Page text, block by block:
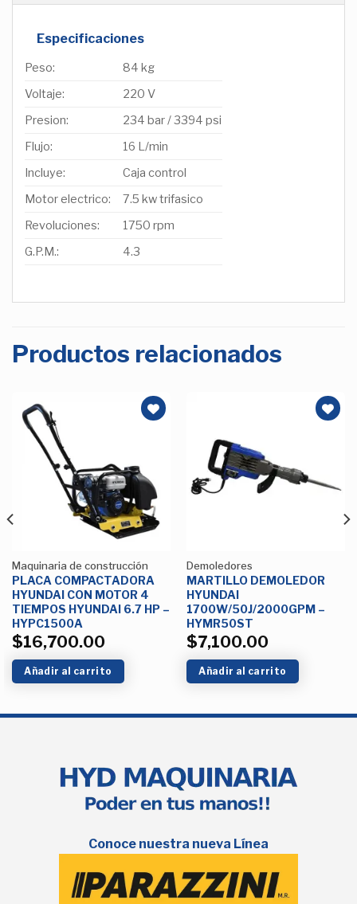
Especificaciones
Peso:
84 kg
Voltaje:
220 V
Presion:
234 bar / 3394 psi
Flujo:
16 L/min
Incluye:
Caja control
Motor electrico:
7.5 kw trifasico
Revoluciones:
1750 rpm
G.P.M.:
4.3
Productos relacionados
Lista de
deseos
Maquinaria de construcción
PLACA COMPACTADORA
HYUNDAI CON MOTOR 4
TIEMPOS HYUNDAI 6.7 HP –
HYPC1500A
$16,700.00
Añadir al carrito
deseos
Demoledores
MARTILLO DEMOLEDOR
HYUNDAI
1700W/50J/2000GPM –
HYMR50ST
$7,100.00
Añadir al carrito
Conoce nuestra nueva Línea